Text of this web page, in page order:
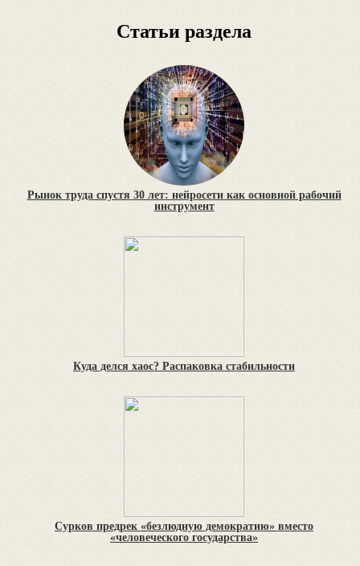
Статьи раздела
Рынок труда спустя 30 лет: нейросети как основной рабочий
инструмент
Куда делся хаос? Распаковка стабильности
Сурков предрек «безлюдную демократию» вместо
«человеческого государства»